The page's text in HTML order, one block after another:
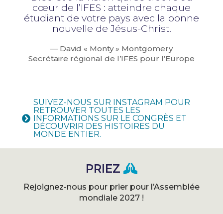
cœur de l’IFES : atteindre chaque
étudiant de votre pays avec la bonne
nouvelle de Jésus-Christ.
— David « Monty » Montgomery
Secrétaire régional de l’IFES pour l’Europe
SUIVEZ-NOUS SUR INSTAGRAM POUR
RETROUVER TOUTES LES
INFORMATIONS SUR LE CONGRÈS ET
DÉCOUVRIR DES HISTOIRES DU
MONDE ENTIER.
PRIEZ
Rejoignez-nous pour prier pour l’Assemblée
mondiale 2027 !